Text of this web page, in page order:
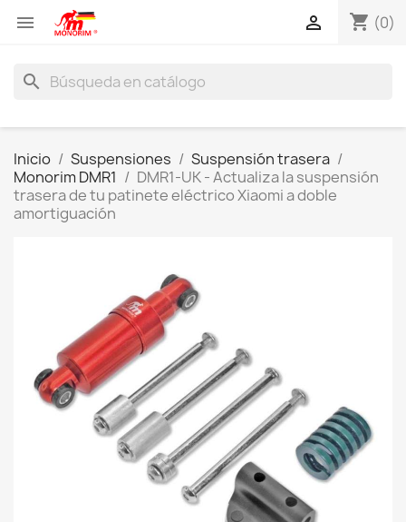
 shopping_cart (0)

search
Inicio Suspensiones
Suspensión trasera
Monorim DMR1
DMR1-UK - Actualiza la suspensión
trasera de tu patinete eléctrico Xiaomi a doble
amortiguación